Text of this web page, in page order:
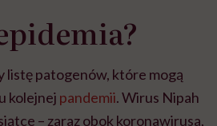
listę patogenów, które mogą
kolejnej pandemii. Wirus Nipah
– zaraz obok koronawirusa,